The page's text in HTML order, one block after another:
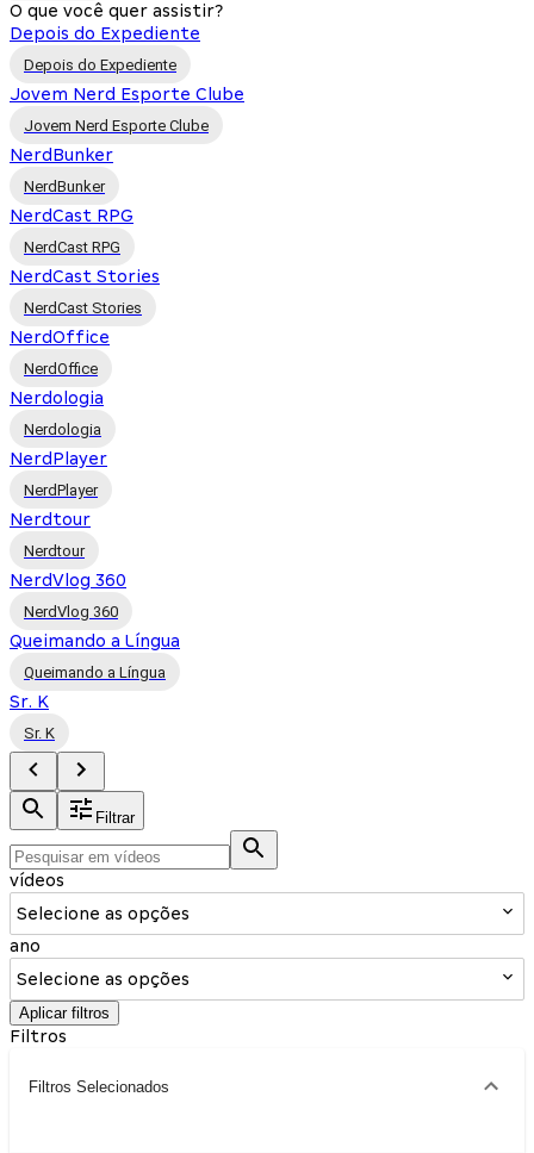
O que você quer assistir?
Depois do Expediente
Depois do Expediente
Jovem Nerd Esporte Clube
Jovem Nerd Esporte Clube
NerdBunker
NerdBunker
NerdCast RPG
NerdCast RPG
NerdCast Stories
NerdCast Stories
NerdOffice
NerdOffice
Nerdologia
Nerdologia
NerdPlayer
NerdPlayer
Nerdtour
Nerdtour
NerdVlog 360
NerdVlog 360
Queimando a Língua
Queimando a Língua
Sr. K
Sr. K
Filtrar
vídeos
Selecione as opções
ano
Selecione as opções
Aplicar filtros
Filtros
Filtros Selecionados